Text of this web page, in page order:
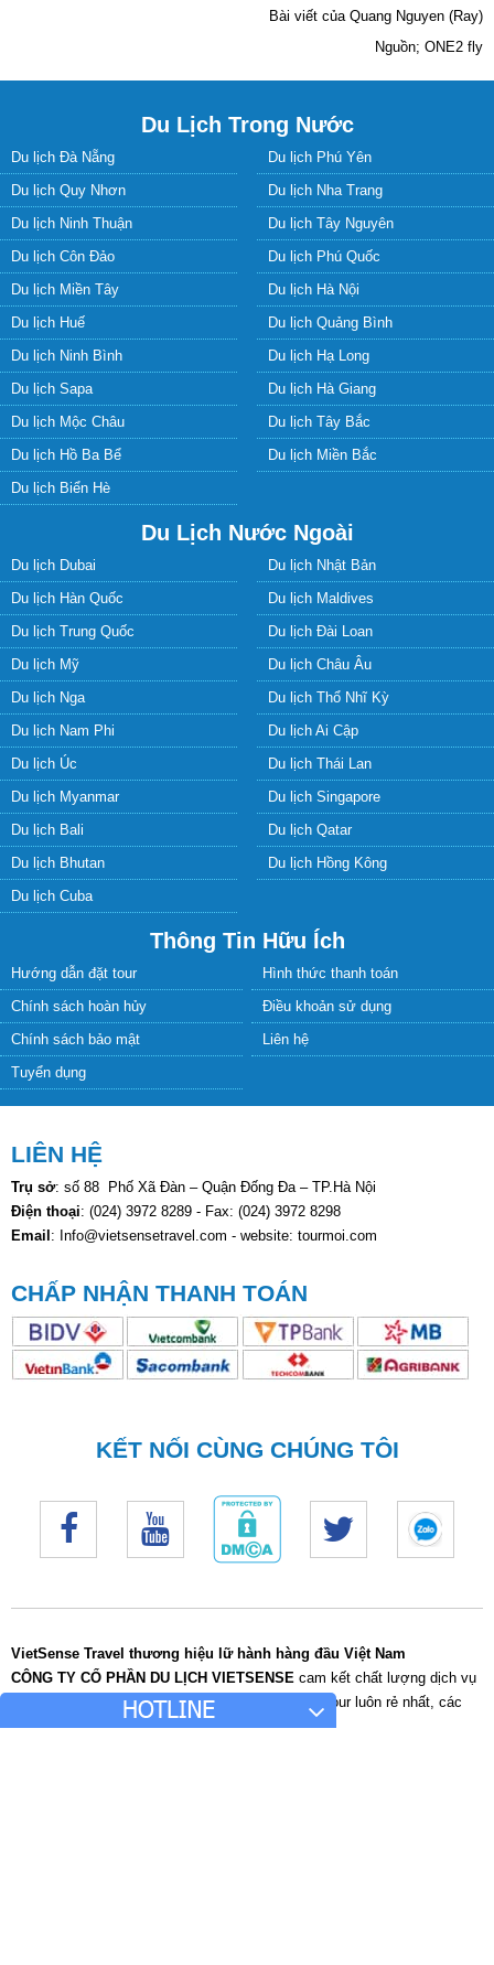
Thông Tin Hữu Ích
Hướng dẫn đặt tour
Chính sách hoàn hủy
Điều khoản sử dụng
Chính sách bảo mật
Liên hệ
Tuyển dụng
Du lịch Maldives
Du lịch Trung Quốc
Du lịch Đài Loan
Du lịch Mỹ
Du lịch Châu Âu
Du lịch Nga
Du lịch Thổ Nhĩ Kỳ
Du lịch Nam Phi
Du lịch Ai Cập
Du lịch Úc
Du lịch Thái Lan
Du lịch Myanmar
Du lịch Singapore
Du lịch Bali
Du lịch Qatar
Du lịch Bhutan
Du lịch Hồng Kông
Du lịch Cuba
LIÊN HỆ
Trụ sở: số 88 Phố Xã Đàn – Quận Đống Đa – TP.Hà Nội
Điện thoại: (024) 3972 8289 - Fax: (024) 3972 8298
Email: Info@vietsensetravel.com - website: tourmoi.com
CHẤP NHẬN THANH TOÁN
KẾT NỐI CÙNG CHÚNG TÔI
VietSense Travel thương hiệu lữ hành hàng đầu Việt Nam
CÔNG TY CỔ PHẦN DU LỊCH VIETSENSEcam kết chất lượng dịch vụ
tốt nhất, phong cách phục vụ chuyên nghiệp, giá tour luôn rẻ nhất, các
Uy tín được khẳng định bằng những giải thưởng danh giá
- Top Ten Lữ hành hàng đầu Việt Nam 2 năm liên tiếp
- Top 3 Dịch vụ du lịch yêu thích được khách hàng bình chọn
- Bằng khen doanh nghiệp Du lịch tiêu biểu của TP Hà Nội